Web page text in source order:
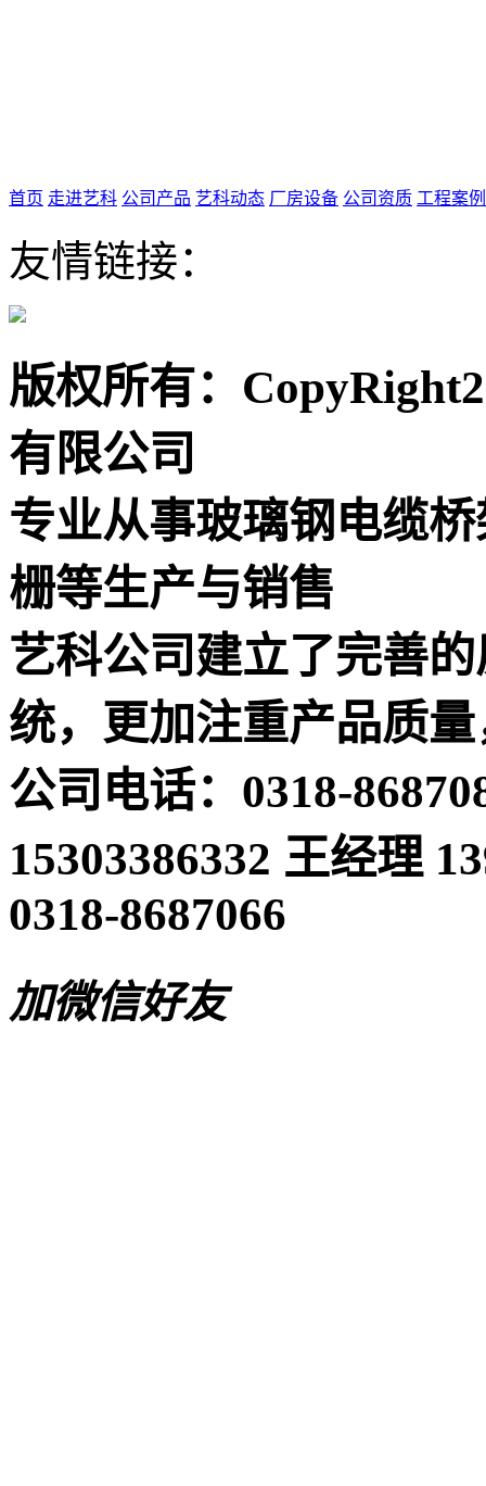
首页 走进艺科 公司产品 艺科动态 厂房设备 公司资质 工程案例
友情链接：
版权所有：
有限公司
专业从事玻璃钢电缆
栅等生产与销售
艺科公司建立了完善
统，更加注重产品质
公司电话：0318-
15303386332 王经理
0318-8687066
加微信好友